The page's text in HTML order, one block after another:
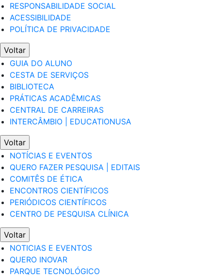
RESPONSABILIDADE SOCIAL
ACESSIBILIDADE
POLÍTICA DE PRIVACIDADE
Voltar
GUIA DO ALUNO
CESTA DE SERVIÇOS
BIBLIOTECA
PRÁTICAS ACADÊMICAS
CENTRAL DE CARREIRAS
INTERCÂMBIO | EDUCATIONUSA
Voltar
NOTÍCIAS E EVENTOS
QUERO FAZER PESQUISA | EDITAIS
COMITÊS DE ÉTICA
ENCONTROS CIENTÍFICOS
PERIÓDICOS CIENTÍFICOS
CENTRO DE PESQUISA CLÍNICA
Voltar
NOTICIAS E EVENTOS
QUERO INOVAR
PARQUE TECNOLÓGICO